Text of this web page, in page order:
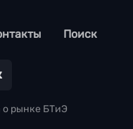
Поиск
рынке БТиЭ